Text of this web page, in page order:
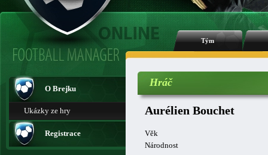
Tým
O Brejku
Ukázky ze hry
Registrace
Hráč
Aurélien Bouchet
Věk
Národnost